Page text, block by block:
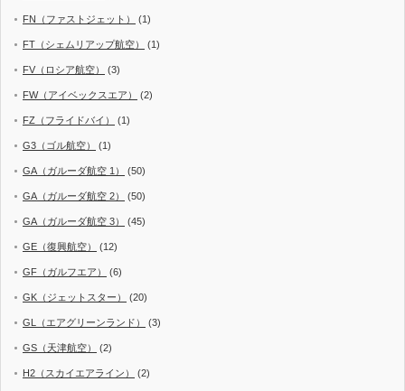
FN（ファストジェット） (1)
FT（シェムリアップ航空） (1)
FV（ロシア航空） (3)
FW（アイベックスエア） (2)
FZ（フライドバイ） (1)
G3（ゴル航空） (1)
GA（ガルーダ航空 1） (50)
GA（ガルーダ航空 2） (50)
GA（ガルーダ航空 3） (45)
GE（復興航空） (12)
GF（ガルフエア） (6)
GK（ジェットスター） (20)
GL（エアグリーンランド） (3)
GS（天津航空） (2)
H2（スカイエアライン） (2)